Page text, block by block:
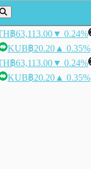
฿63,113.00▼ 0.24%
KUB฿20.20 ▲ 0.35%
฿63,113.00▼ 0.24%
KUB฿20.20 ▲ 0.35%